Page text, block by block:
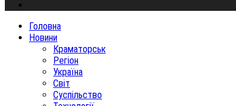
Головна
Новини
Краматорськ
Регіон
Україна
Світ
Суспільство